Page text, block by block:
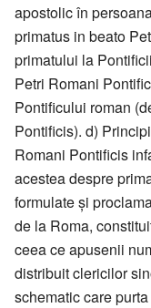
apostolic în
primatus in beato
primatului la
Petri Romani
Pontificului roman
Pontificis). d)
Romani Pontificis
acestea despre
formulate și
de la Roma,
ceea ce apusenii
distribuit clericilor
schematic care